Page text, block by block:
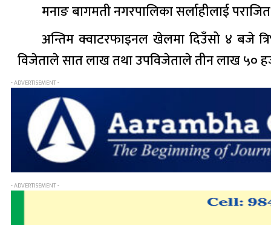
मनाङ बागमती नगरपालिका सर्लाहीलाई
अन्तिम क्वाटरफाइनल खेलमा दिउँसो ४ बजे
विजेताले सात लाख तथा उपविजेताले तीन लाख ५०
- ADVERTISEMENT -
- ADVERTISEMENT -